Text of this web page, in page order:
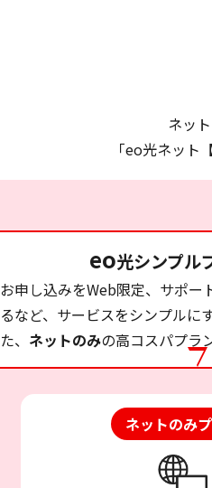
ネッ
「eo光ネッ
eo光シンプル
お申し込みをWeb限定、サポー
るなど、サービスをシンプルに
た、 ネットのみの高コスパプラ
ネットのみ